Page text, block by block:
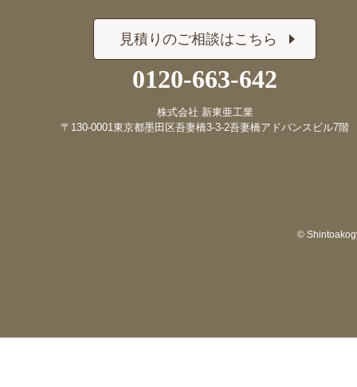
見積りのご相談はこちら
0120-663-642
株式会社 新東亜工業
〒130-0001東京都墨田区吾妻橋3-3-2吾妻橋アドバンスビル7階
©